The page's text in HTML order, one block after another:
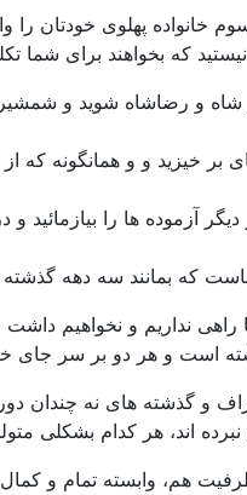
خانواده پهلوی خودتان
که بخواهند برای شما
شاه و رضاشاه شوید و
بر خیزید و و همانگونه که
آزموده ها را بیازمائید
که بمانند سه دهه
نداریم و نخواهیم
است و هر دو بر سر جای
و گذشته های نه چندان
نبرده اند، هر کدام بشکلی
هم، وابسته تمام و